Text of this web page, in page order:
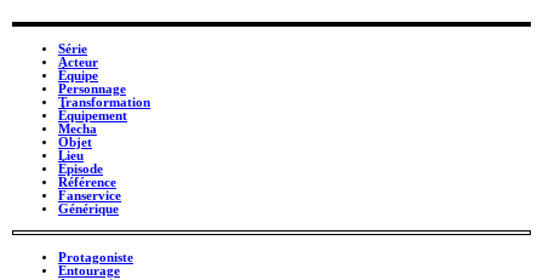
Série
Acteur
Équipe
Personnage
Transformation
Équipement
Mecha
Objet
Lieu
Épisode
Référence
Fanservice
Générique
Protagoniste
Entourage